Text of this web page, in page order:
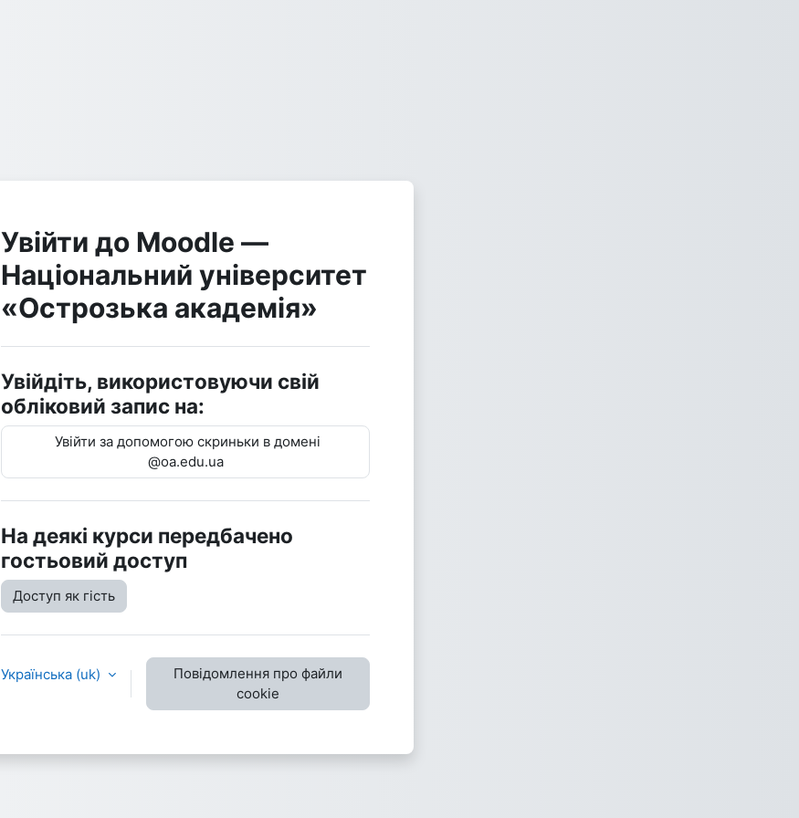
Увійти до Moodle —
Національний університет
«Острозька академія»
Увійдіть, використовуючи свій
обліковий запис на:
Увійти за допомогою скриньки в домені
@oa.edu.ua
На деякі курси передбачено
гостьовий доступ
Доступ як гість
Українська ‎(uk)‎
Повідомлення про файли
cookie